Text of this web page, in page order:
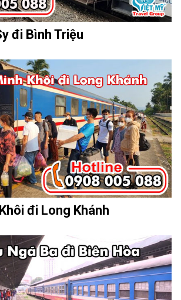
đi Bình Triệu
đi Long Khánh